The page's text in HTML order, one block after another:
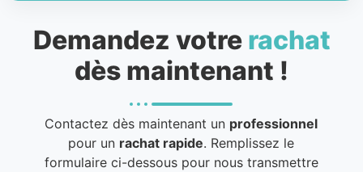
Demandez votre rachat
dès maintenant !
Contactez dès maintenant un professionnel
pour un rachat rapide. Remplissez le
formulaire ci-dessous pour nous transmettre